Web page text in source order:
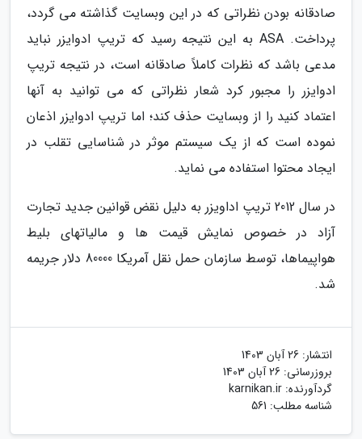
صادقانه بودن نظراتی که در این وبسایت گذاشته می گردد،
پرداخت. ASA به این نتیجه رسید که تریپ ادوایزر نباید
مدعی باشد که نظرات کاملاً صادقانه است، در نتیجه تریپ
ادوایزر را مجبور کرد شعار نظراتی که می توانید به آنها
اعتماد کنید را از وبسایت حذف کند؛ اما تریپ ادوایزر اذعان
نموده است که از یک سیستم موثر در شناسایی تقلب در
ایجاد محتوا استفاده می نماید.
در سال 2012 تریپ اداویزر به دلیل نقض قوانین جدید تجارت
آزاد در خصوص نمایش قیمت ها و مالیاتهای بلیط
هواپیماها، توسط سازمان حمل نقل آمریکا 80000 دلار جریمه
شد.
انتشار: 26 آبان 1403
بروزرسانی: 26 آبان 1403
گردآورنده: karnikan.ir
شناسه مطلب: 561